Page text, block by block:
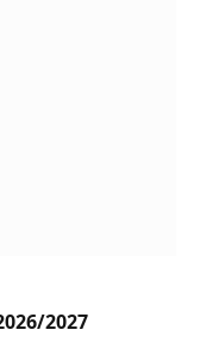
2027